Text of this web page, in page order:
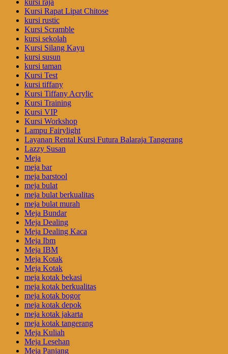
kursi raja
Kursi Rapat Lipat Chitose
kursi rustic
Kursi Scramble
kursi sekolah
Kursi Silang Kayu
kursi susun
kursi taman
Kursi Test
kursi tiffany
Kursi Tiffany Acrylic
Kursi Training
Kursi VIP
Kursi Workshop
Lampu Fairylight
Layanan Rental Kursi Futura Balaraja Tangerang
Lazzy Susan
Meja
meja bar
meja barstool
meja bulat
meja bulat berkualitas
meja bulat murah
Meja Bundar
Meja Dealing
Meja Dealing Kaca
Meja Ibm
Meja IBM
Meja Kotak
Meja Kotak
meja kotak bekasi
meja kotak berkualitas
meja kotak bogor
meja kotak depok
meja kotak jakarta
meja kotak tangerang
Meja Kuliah
Meja Lesehan
Meja Panjang